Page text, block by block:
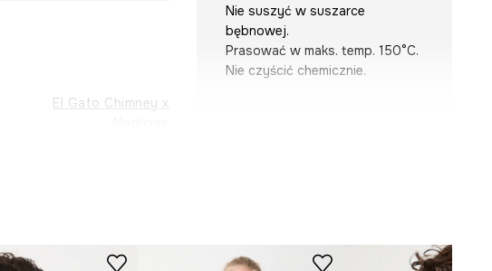
El Gato Chimney x
Nie suszyć w suszarce
bębnowej.
Prasować w maks. temp. 150°C.
Nie czyścić chemicznie.
WYMIARY